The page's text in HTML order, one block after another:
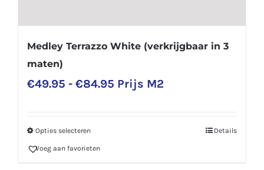
Medley Terrazzo White (verkrijgbaar in 3
maten)
€49.95 - €84.95 Prijsklasse:
Prijs M2
Opties selecterenDit
product
Details
Voeg aan favorieten